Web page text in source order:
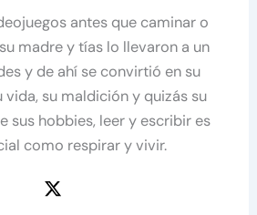
antes que caminar o
madre y tías lo llevaron a un
y de ahí se convirtió en su
vida, su maldición y quizás su
sus hobbies, leer y escribir es
como respirar y vivir.